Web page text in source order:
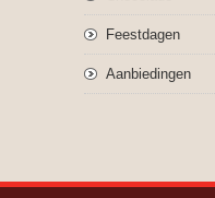
Feestdagen
Aanbiedingen